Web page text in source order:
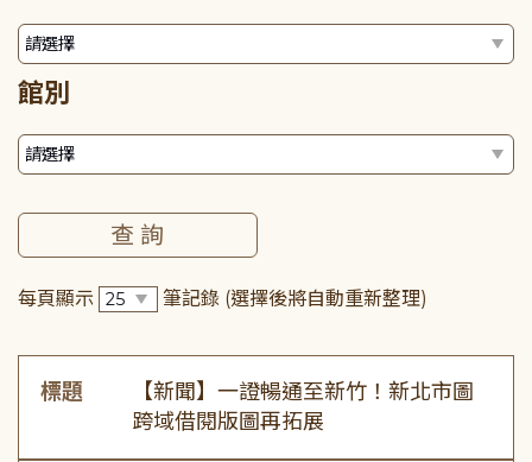
館別
每頁顯示 筆記錄 (選擇後將自動重新整理)
標題
【新聞】一證暢通至新竹！新北市圖
跨域借閱版圖再拓展